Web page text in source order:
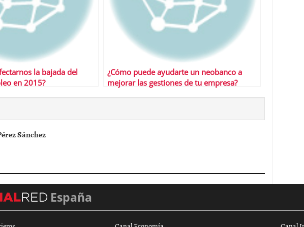
la bajada del
en 2015?
¿Cómo puede ayudarte un neobanco a
mejorar las gestiones de tu empresa?
Sánchez
España